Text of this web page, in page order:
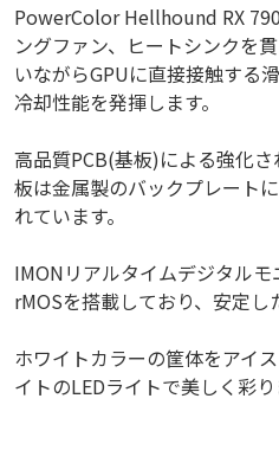
PowerColor Hellhound RX
ングファン、ヒートシンクを
いながらGPUに直接接触する
冷却性能を発揮します。
高品質PCB(基板)による強化
板は金属製のバックプレート
れています。
IMONリアルタイムデジタル
rMOSを搭載しており、安定し
ホワイトカラーの筐体をアイ
イトのLEDライトで美しく彩り